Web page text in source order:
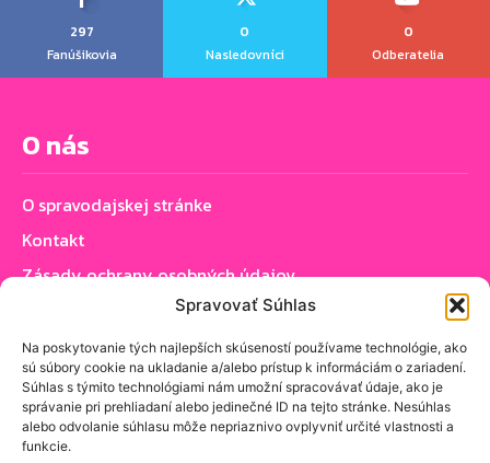
Spravovať Súhlas
Na poskytovanie tých najlepších skúseností používame technológie, ako
sú súbory cookie na ukladanie a/alebo prístup k informáciám o zariadení.
Súhlas s týmito technológiami nám umožní spracovávať údaje, ako je
správanie pri prehliadaní alebo jedinečné ID na tejto stránke. Nesúhlas
alebo odvolanie súhlasu môže nepriaznivo ovplyvniť určité vlastnosti a
funkcie.
297
Fanúšikovia
0
Nasledovníci
0
Odberatelia
O nás
O spravodajskej stránke
Kontakt
Zásady ochrany osobných údajov
Zásady používania cookie (EÚ)
Sledujte nás